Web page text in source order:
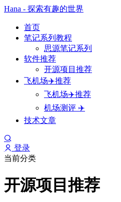
Hana - 探索有趣的世界
首页
笔记系列教程
思源笔记系列
软件推荐
开源项目推荐
飞机场✈️推荐
飞机场✈️推荐
机场测评 ✈️
技术文章
登录
当前分类
开源项目推荐